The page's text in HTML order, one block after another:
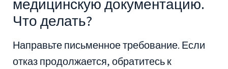
медицинскую документацию.
Что делать?
Направьте письменное требование. Если
отказ продолжается, обратитесь к